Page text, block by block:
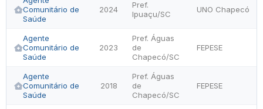
Comunitário de
Saúde
2024
Pref.
Ipuaçu/SC
UNO Chapecó
Agente
Comunitário de
Saúde
2023
Pref. Águas
de
Chapecó/SC
FEPESE
Agente
Comunitário de
Saúde
2018
Pref. Águas
de
Chapecó/SC
FEPESE